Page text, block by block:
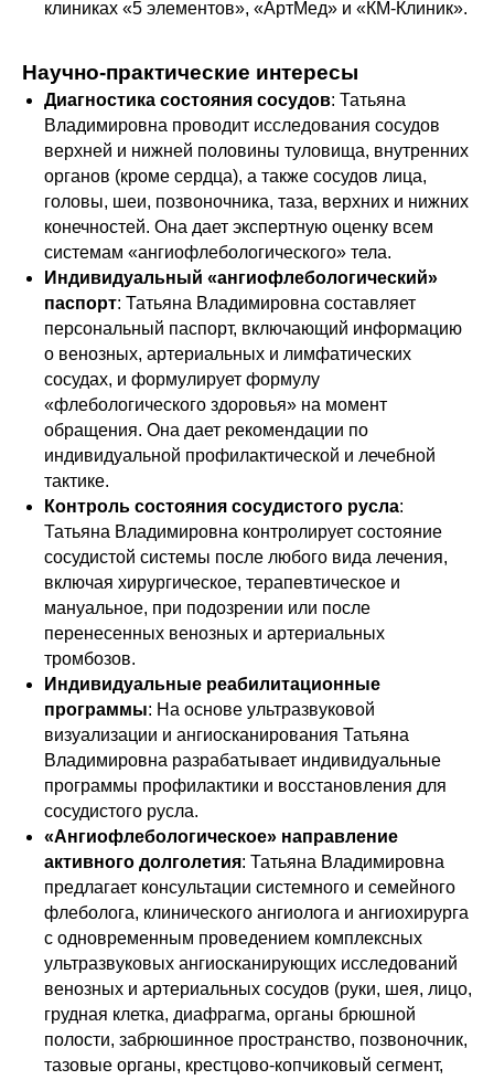
клиниках «5 элементов», «АртМед» и «КМ-Клиник».
Научно-практические интересы
Диагностика состояния сосудов: Татьяна
Владимировна проводит исследования сосудов
верхней и нижней половины туловища, внутренних
органов (кроме сердца), а также сосудов лица,
головы, шеи, позвоночника, таза, верхних и нижних
конечностей. Она дает экспертную оценку всем
системам «ангиофлебологического» тела.
Индивидуальный «ангиофлебологический»
паспорт: Татьяна Владимировна составляет
персональный паспорт, включающий информацию
о венозных, артериальных и лимфатических
сосудах, и формулирует формулу
«флебологического здоровья» на момент
обращения. Она дает рекомендации по
индивидуальной профилактической и лечебной
тактике.
Контроль состояния сосудистого русла:
Татьяна Владимировна контролирует состояние
сосудистой системы после любого вида лечения,
включая хирургическое, терапевтическое и
мануальное, при подозрении или после
перенесенных венозных и артериальных
тромбозов.
Индивидуальные реабилитационные
программы: На основе ультразвуковой
визуализации и ангиосканирования Татьяна
Владимировна разрабатывает индивидуальные
программы профилактики и восстановления для
сосудистого русла.
«Ангиофлебологическое» направление
активного долголетия: Татьяна Владимировна
предлагает консультации системного и семейного
флеболога, клинического ангиолога и ангиохирурга
с одновременным проведением комплексных
ультразвуковых ангиосканирующих исследований
венозных и артериальных сосудов (руки, шея, лицо,
грудная клетка, диафрагма, органы брюшной
полости, забрюшинное пространство, позвоночник,
тазовые органы, крестцово-копчиковый сегмент,